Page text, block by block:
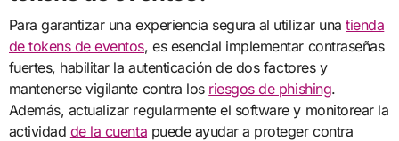
Para garantizar una experiencia segura al utilizar unatienda
de tokens de eventos, es esencial implementar contraseñas
fuertes, habilitar la autenticación de dos factores y
mantenerse vigilante contra los riesgos de phishing.
Además, actualizar regularmente el software y monitorear la
actividad de la cuenta puede ayudar a proteger contra